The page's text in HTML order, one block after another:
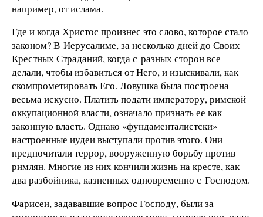
например, от ислама.
Где и когда Христос произнес это слово, которое стало
законом? В Иерусалиме, за несколько дней до Своих
Крестных Страданий, когда с разных сторон все
делали, чтобы избавиться от Него, и изыскивали, как
скомпрометировать Его. Ловушка была построена
весьма искусно. Платить подати императору, римской
оккупационной власти, означало признать ее как
законную власть. Однако «фундаменталистски»
настроенные иудеи выступали против этого. Они
предпочитали террор, вооруженную борьбу против
римлян. Многие из них кончили жизнь на кресте, как
два разбойника, казненных одновременно с Господом.
Фарисеи, задававшие вопрос Господу, были за